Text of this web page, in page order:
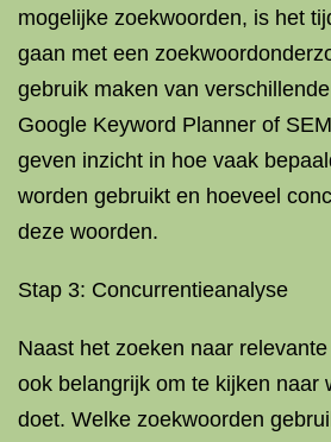
mogelijke zoekwoorden, is het
gaan met een
gebruik maken van
Google Keyword Planner of
geven inzicht in hoe vaak
worden gebruikt en hoeveel
deze woorden.
Stap 3: Concurrentieanalyse
Naast het zoeken naar
ook belangrijk om te kijken naar
doet. Welke zoekwoorden